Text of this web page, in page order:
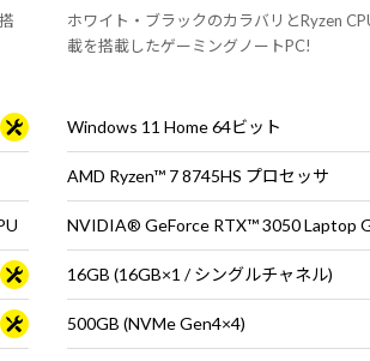
ホワイト・ブラックのカラバリとRyzen
載を搭載したゲーミングノートPC!
Windows 11 Home 64ビット
AMD Ryzen™ 7 8745HS プロセッサ
NVIDIA® GeForce RTX™ 3050 Laptop
16GB (16GB×1 / シングルチャネル)
500GB (NVMe Gen4×4)